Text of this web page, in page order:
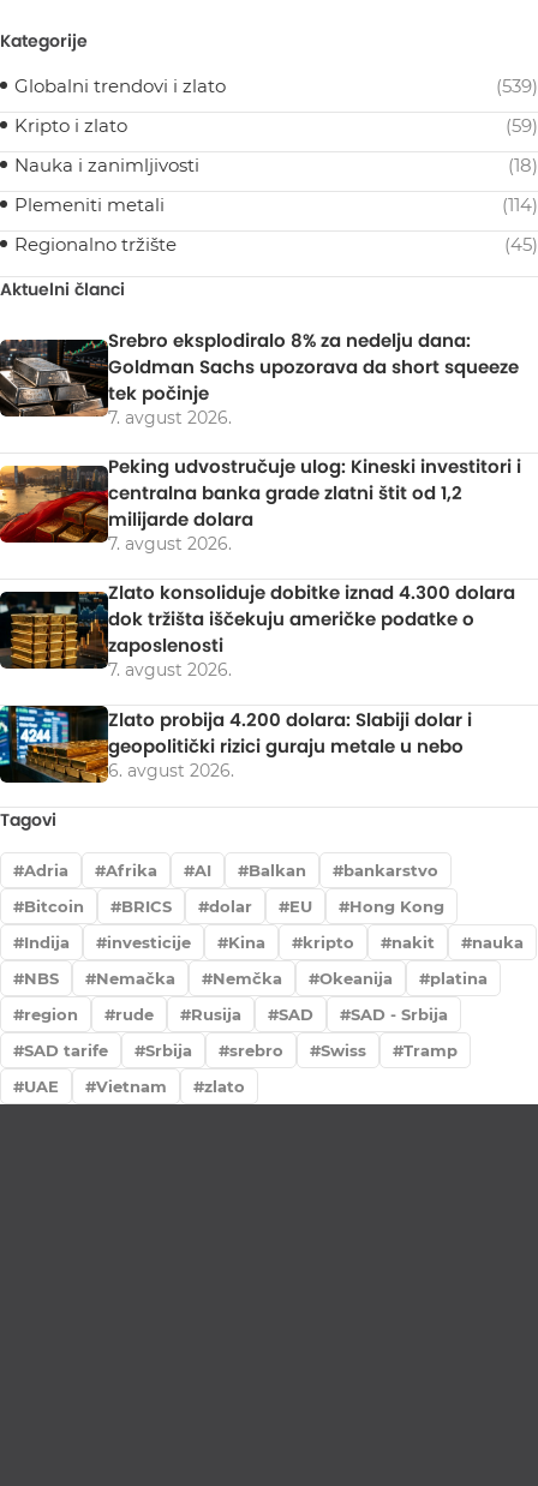
Kategorije
Globalni trendovi i zlato
(539)
Kripto i zlato
(59)
Nauka i zanimljivosti
(18)
Plemeniti metali
(114)
Regionalno tržište
(45)
Aktuelni članci
Srebro eksplodiralo 8% za nedelju dana:
Goldman Sachs upozorava da short squeeze
tek počinje
7. avgust 2026.
Peking udvostručuje ulog: Kineski investitori i
centralna banka grade zlatni štit od 1,2
milijarde dolara
7. avgust 2026.
Zlato konsoliduje dobitke iznad 4.300 dolara
dok tržišta iščekuju američke podatke o
zaposlenosti
7. avgust 2026.
Zlato probija 4.200 dolara: Slabiji dolar i
geopolitički rizici guraju metale u nebo
6. avgust 2026.
Tagovi
Adria Afrika AI Balkan
bankarstvo
Bitcoin
BRICS dolar EU
Hong Kong
Indija
investicije Kina kripto nakit
nauka
NBS
Nemačka Nemčka Okeanija
platina
region
rude Rusija SAD
SAD - Srbija
SAD tarife
Srbija srebro Swiss
Tramp
UAE
Vietnam zlato